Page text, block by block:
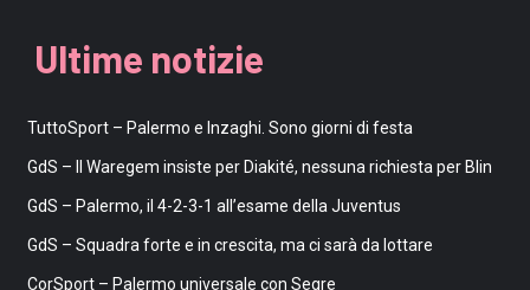
Ultime notizie
TuttoSport – Palermo e Inzaghi. Sono giorni di festa
GdS – Il Waregem insiste per Diakité, nessuna richiesta per Blin
GdS – Palermo, il 4-2-3-1 all’esame della Juventus
GdS – Squadra forte e in crescita, ma ci sarà da lottare
CorSport – Palermo universale con Segre